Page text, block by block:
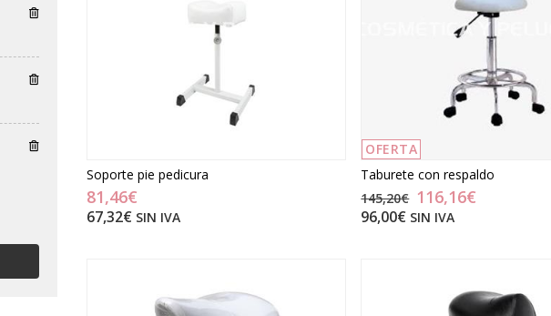
Soporte pie pedicura
81,46€
67,32€ SIN IVA
OFERTA
Taburete con respaldo
145,20€ 116,16€
96,00€ SIN IVA